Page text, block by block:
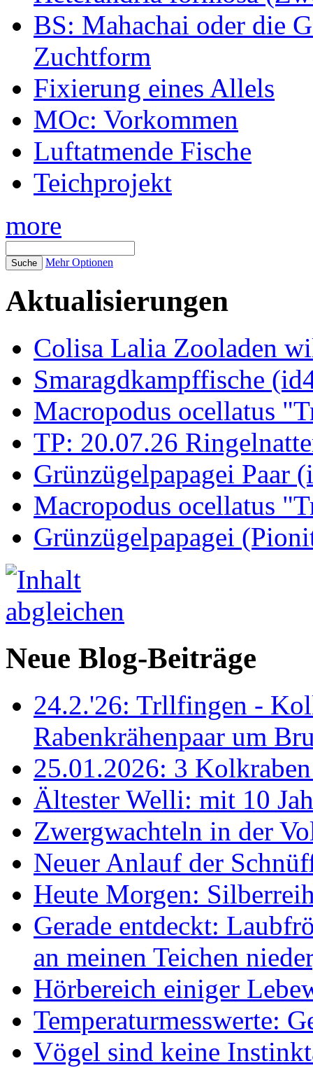
BS: Mahachai oder die
Zuchtform
Fixierung eines Allels
MOc: Vorkommen
Luftatmende Fische
Teichprojekt
more
Mehr Optionen
Aktualisierungen
Colisa Lalia Zooladen
Smaragdkampffische
Macropodus ocellatus
TP: 20.07.26
Grünzügelpapagei Paar
Macropodus ocellatus
Grünzügelpapagei
Neue Blog-Beiträge
24.2.'26: Trllfingen -
Rabenkrähenpaar um
25.01.2026: 3
Ältester Welli: mit 10
Zwergwachteln in der
Neuer Anlauf der
Heute Morgen:
Gerade entdeckt:
an meinen Teichen
Hörbereich einiger
Temperaturmesswerte:
Vögel sind keine